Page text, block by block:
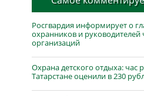
Росгвардия информирует о
охранников и
организаций
Охрана детского отдыха: час
Татарстане оценили в 230